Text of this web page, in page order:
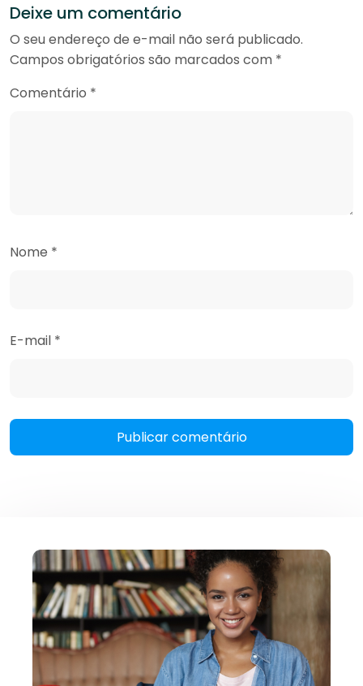
Deixe um comentário
O seu endereço de e-mail não será publicado.
Campos obrigatórios são marcados com *
Comentário *
Nome *
E-mail *